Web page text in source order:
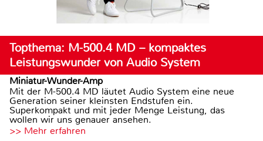
Topthema: M-500.4 MD – kompaktes
Leistungswunder von Audio System
Miniatur-Wunder-Amp
Mit der M-500.4 MD läutet Audio System eine neue
Generation seiner kleinsten Endstufen ein.
Superkompakt und mit jeder Menge Leistung, das
wollen wir uns genauer ansehen.
>> Mehr erfahren